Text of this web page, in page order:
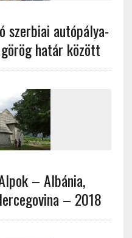
szerbiai autópálya-
határ között
– Albánia,
– 2018